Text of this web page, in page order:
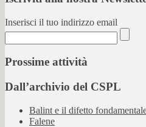
Inserisci il tuo indirizzo email
Prossime attività
Dall’archivio del CSPL
Balint e il difetto
Falene